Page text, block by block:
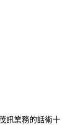
訊業務的話術十